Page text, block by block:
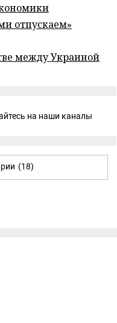
отпускаем»
между Украиной
на наши каналы
(18)